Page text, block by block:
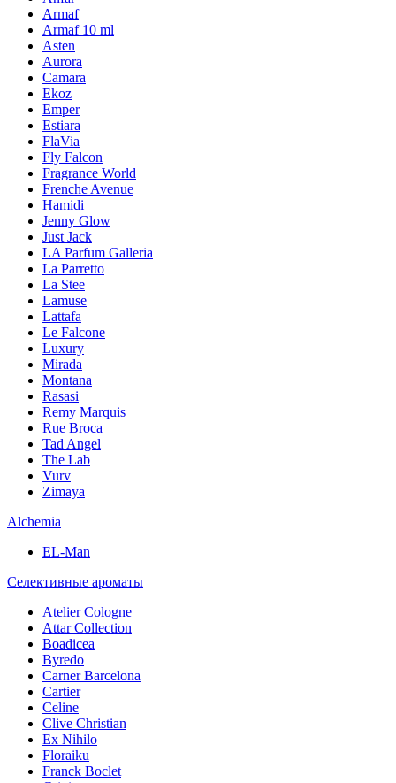
Armaf
Armaf 10 ml
Asten
Aurora
Camara
Ekoz
Emper
Estiara
FlaVia
Fly Falcon
Fragrance World
Frenche Avenue
Hamidi
Jenny Glow
Just Jack
LA Parfum Galleria
La Parretto
La Stee
Lamuse
Lattafa
Le Falcone
Luxury
Mirada
Montana
Rasasi
Remy Marquis
Rue Broca
Tad Angel
The Lab
Vurv
Zimaya
Alchemia
EL-Man
Селективные ароматы
Atelier Cologne
Attar Collection
Boadicea
Byredo
Carner Barcelona
Cartier
Celine
Clive Christian
Ex Nihilo
Floraiku
Franck Boclet